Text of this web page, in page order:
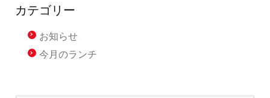
カテゴリー
お知らせ
今月のランチ